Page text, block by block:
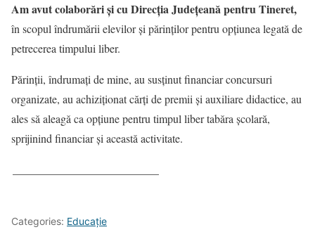
Am avut colaborări și cu Direcția Județeană pentru Tineret,
în scopul îndrumării elevilor şi părinților pentru opțiunea legată de
petrecerea timpului liber.
Părinții, îndrumați de mine, au susținut financiar concursuri
organizate, au achiziţionat cărţi de premii și auxiliare didactice, au
ales să aleagă ca opţiune pentru timpul liber tabăra școlară,
sprijinind financiar şi această activitate.
Categories: Educație